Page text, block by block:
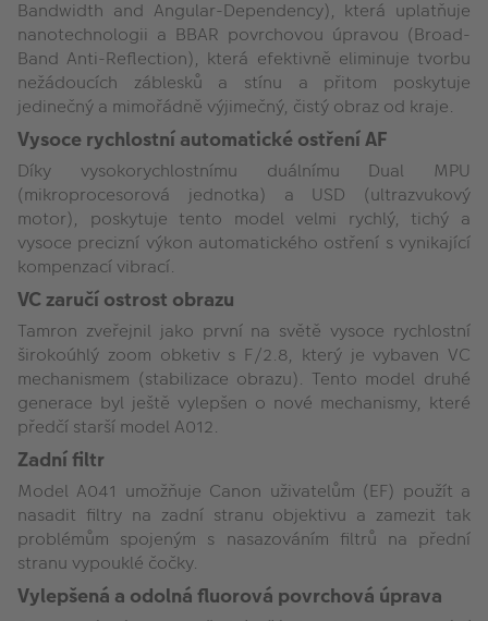
Bandwidth and Angular-Dependency), která uplatňuje
nanotechnologii a BBAR povrchovou úpravou (Broad-
Band Anti-Reflection), která efektivně eliminuje tvorbu
nežádoucích záblesků a stínu a přitom poskytuje
jedinečný a mimořádně výjimečný, čistý obraz od kraje.
Vysoce rychlostní automatické ostření AF
Díky vysokorychlostnímu duálnímu Dual MPU
(mikroprocesorová jednotka) a USD (ultrazvukový
motor), poskytuje tento model velmi rychlý, tichý a
vysoce precizní výkon automatického ostření s vynikající
kompenzací vibrací.
VC zaručí ostrost obrazu
Tamron zveřejnil jako první na světě vysoce rychlostní
širokoúhlý zoom obketiv s F/2.8, který je vybaven VC
mechanismem (stabilizace obrazu). Tento model druhé
generace byl ještě vylepšen o nové mechanismy, které
předčí starší model A012.
Zadní filtr
Model A041 umožňuje Canon uživatelům (EF) použít a
nasadit filtry na zadní stranu objektivu a zamezit tak
problémům spojeným s nasazováním filtrů na přední
stranu vypouklé čočky.
Vylepšená a odolná fluorová povrchová úprava